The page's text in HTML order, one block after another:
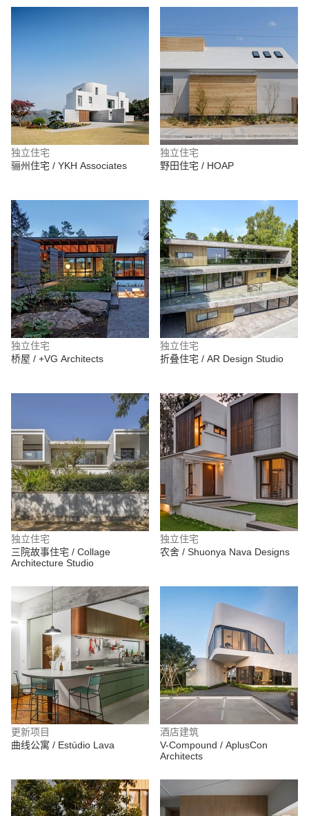
独立住宅
骊州住宅 / YKH Associates
独立住宅
野田住宅 / HOAP
独立住宅
桥屋 / +VG Architects
独立住宅
折叠住宅 / AR Design Studio
独立住宅
三院故事住宅 / Collage
Architecture Studio
独立住宅
农舍 / Shuonya Nava Designs
更新项目
曲线公寓 / Estúdio Lava
酒店建筑
V-Compound / AplusCon
Architects